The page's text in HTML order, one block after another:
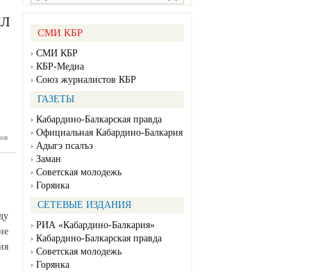
СМИ КБР
СМИ КБР
КБР-Медиа
Союз журналистов КБР
ГАЗЕТЫ
Кабардино-Балкарская правда
Официальная Кабардино-Балкария
Адыгэ псалъэ
Заман
Советская молодежь
Горянка
СЕТЕВЫЕ ИЗДАНИЯ
РИА «Кабардино-Балкария»
Кабардино-Балкарская правда
Советская молодежь
Горянка